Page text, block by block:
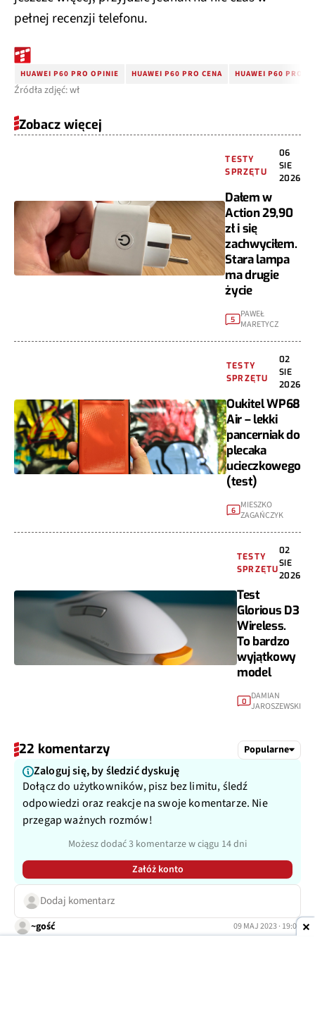
pełnej recenzji telefonu.
HUAWEI P60 PRO OPINIE HUAWEI P60 PRO CENA HUAWEI P60 PRO
Źródła zdjęć: wł
Zobacz więcej
TESTY
SPRZĘTU
06
SIE
2026
Dałem w
Action 29,90
zł i się
zachwyciłem.
Stara lampa
ma drugie
życie
5 PAWEŁ
MARETYCZ
TESTY
SPRZĘTU
02
SIE
2026
Oukitel WP68
Air – lekki
pancerniak do
plecaka
ucieczkowego
(test)
6
MIESZKO
ZAGAŃCZYK
TESTY
SPRZĘTU
02
SIE
2026
Test
Glorious D3
Wireless.
To bardzo
wyjątkowy
model
0
DAMIAN
JAROSZEWSKI
22 komentarzy Popularne
Zaloguj się, by śledzić dyskuję
Dołącz do użytkowników, pisz bez limitu, śledź
odpowiedzi oraz reakcje na swoje komentarze. Nie
przegap ważnych rozmów!
Możesz dodać 3 komentarze w ciągu 14 dni
Załóż konto
Dodaj komentarz
~gość 09 MAJ 2023 · 19:05